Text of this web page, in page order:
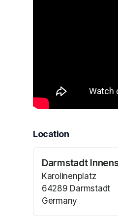
Location
Darmstadt
Karolinenplatz
64289 Darmstadt
Germany
(opens in a new